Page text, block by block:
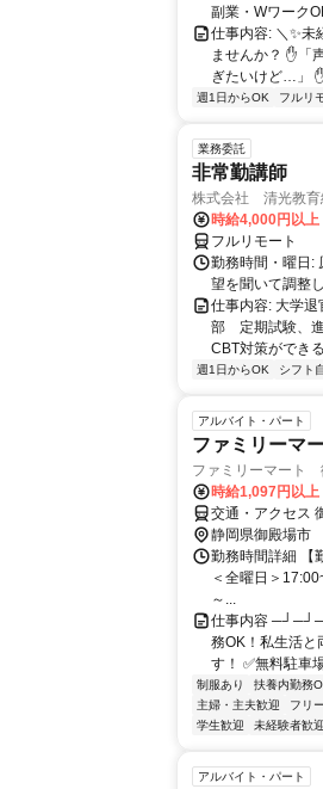
副業・Wワーク
仕事内容: ＼✨未
ませんか？ ✋「
ぎたいけど…」
週1日からOK フルリ
業務委託
非常勤講師
株式会社 清光教
時給4,000円以上
フルリモート
勤務時間・曜日:
望を聞いて調整し
仕事内容: 大学
部 定期試験、
CBT対策ができ
週1日からOK シフト
アルバイト・パート
ファミリーマ
ファミリーマート
時給1,097円以上
交通・アクセス
静岡県御殿場市
勤務時間詳細 【
＜全曜日＞
～...
仕事内容
務OK！私生活と
す！ ✅無料駐車
制服あり 扶養内勤務
主婦・主夫歓迎
フリ
学生歓迎
未経験者歓迎
アルバイト・パート